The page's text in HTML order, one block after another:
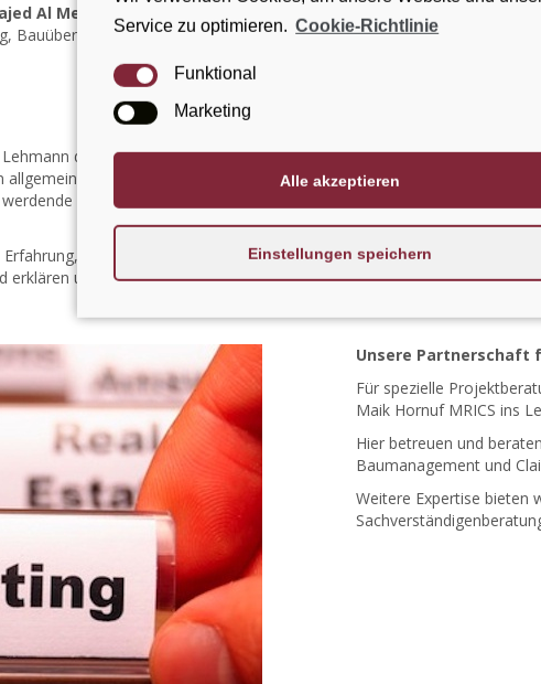
Service zu optimieren. Cookie-Richtlinie
Funktional
Marketing
Alle akzeptieren
Einstellungen speichern
Al Medawar (Umweltingenieur/Landschaftsarchitekt),
Bauüberwachung und -management, Sanierungsmanagement,
das Architekturbüro Lehmann als selbständiges Büro
sowie für diverse Bauberatungsleistungen. Im Zuge des
Portfolio und die immer komplexer werdenden und gestellten
für Ihr Projekt ein. Für einen gemeinsamen Erfolg durch ein
erklären unser Leistungsspektrum und Portfolio im Detail.
Unsere Partnerschaft
Für spezielle
Maik Hornuf MRICS ins
Hier betreuen und
Baumanagement und
Weitere Expertise bieten